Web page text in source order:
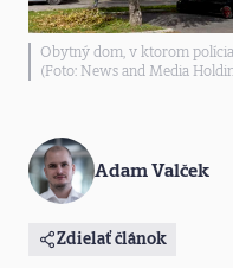
Obytný dom, v ktorom polícia
(Foto: News and Media
Adam Valček
Zdielať článok